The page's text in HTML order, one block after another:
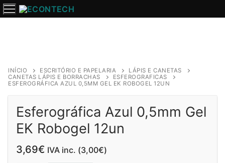
Saltar
para
INÍCIO ESCRITÓRIO E PAPELARIA
LÁPIS E CANETAS
CANETAS LÁPIS E BORRACHAS
ESFEROGRAFICAS
ESFEROGRÁFICA AZUL 0,5MM GEL EK ROBOGEL 12UN
Esferográfica Azul 0,5mm Gel
EK Robogel 12un
3,69€ IVA inc. (3,00€)